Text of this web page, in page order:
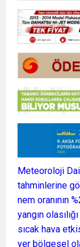
Meteoroloji
tahminlerine
nem oranının
yangın
sıcak hava
yer bölgesel